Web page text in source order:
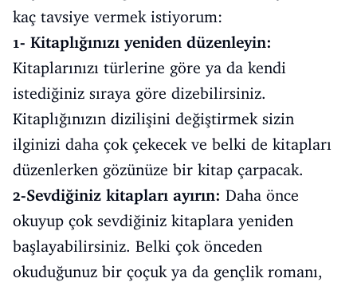
kaç tavsiye vermek istiyorum:
1- Kitaplığınızı yeniden düzenleyin:
Kitaplarınızı türlerine göre ya da kendi
istediğiniz sıraya göre dizebilirsiniz.
Kitaplığınızın dizilişini değiştirmek sizin
ilginizi daha çok çekecek ve belki de kitapları
düzenlerken gözünüze bir kitap çarpacak.
2-Sevdiğiniz kitapları ayırın: Daha önce
okuyup çok sevdiğiniz kitaplara yeniden
başlayabilirsiniz. Belki çok önceden
okuduğunuz bir çoçuk ya da gençlik romanı,